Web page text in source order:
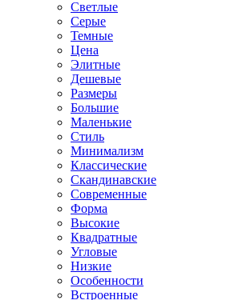
Светлые
Серые
Темные
Цена
Элитные
Дешевые
Размеры
Большие
Маленькие
Стиль
Минимализм
Классические
Скандинавские
Современные
Форма
Высокие
Квадратные
Угловые
Низкие
Особенности
Встроенные